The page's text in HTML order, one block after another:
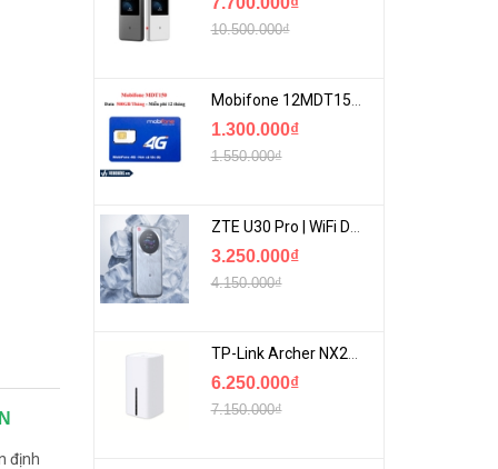
định
10.500.000₫
Mobifone 12MDT150 | Sim Chuyên 4G Mobifone Dung Lượng Cao 500GB/Tháng Gói 1 Năm
1.300.000₫
1.550.000₫
ZTE U30 Pro | WiFi Di Động 5G Tốc Độ Lên Đến 500Mbps, Màn Hình Cảm Ứng
3.250.000₫
4.150.000₫
TP-Link Archer NX200 | Bộ Phát WiFi Dùng Sim 5G Tốc Độ Cao Mới FullBox
6.250.000₫
7.150.000₫